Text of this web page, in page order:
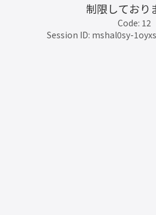
制限しており
Code: 12
Session ID: mshal0sy-